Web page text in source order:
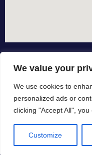
We value your
We use cookies to
personalized ads or
clicking "Accept All",
Customize
© All
in